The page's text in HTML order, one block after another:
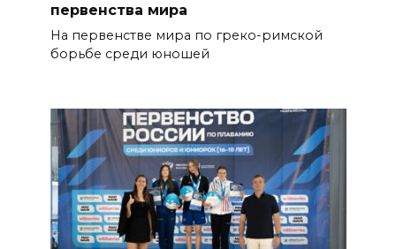
первенства мира
На первенстве мира по греко-римской
борьбе среди юношей